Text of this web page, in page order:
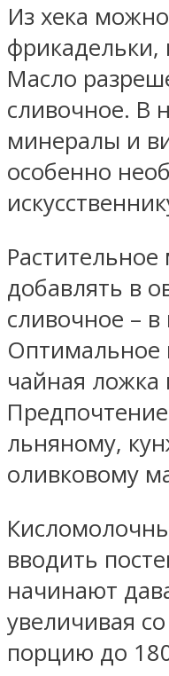
Из хека
фрикадельки,
Масло
сливочное. В
минералы и
особенно
добавлять в
сливочное –
Оптимальное
чайная
льняному,
оливковому
вводить
начинают
увеличивая
порцию до